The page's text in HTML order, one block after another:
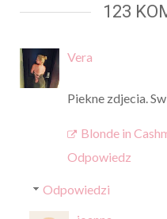
123
Vera
Piekne zdjecia.
Blonde in
Odpowiedz
Odpowiedzi